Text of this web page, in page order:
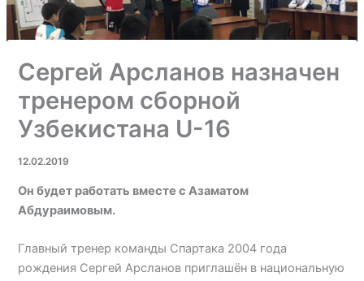
Сергей Арсланов назначен
тренером сборной
Узбекистана U-16
12.02.2019
Он будет работать вместе с Азаматом
Абдураимовым.
Главный тренер команды Спартака 2004 года
рождения Сергей Арсланов приглашён в национальную